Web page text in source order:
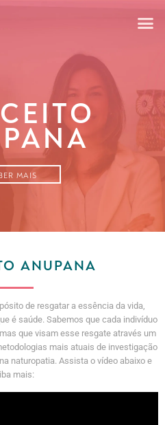
MAIS
ANUPANA
de resgatar a essência da vida,
é saúde. Sabemos que cada indivíduo
que visam esse resgate através um
mais atuais de investigação
naturopatia. Assista o vídeo abaixo e
mais: